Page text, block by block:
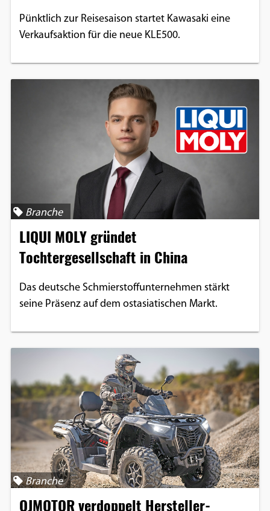
Pünktlich zur Reisesaison startet Kawasaki eine
Verkaufsaktion für die neue KLE500.
Branche
LIQUI MOLY gründet
Tochtergesellschaft in China
Das deutsche Schmierstoffunternehmen stärkt
seine Präsenz auf dem ostasiatischen Markt.
Branche
QJMOTOR verdoppelt Hersteller-